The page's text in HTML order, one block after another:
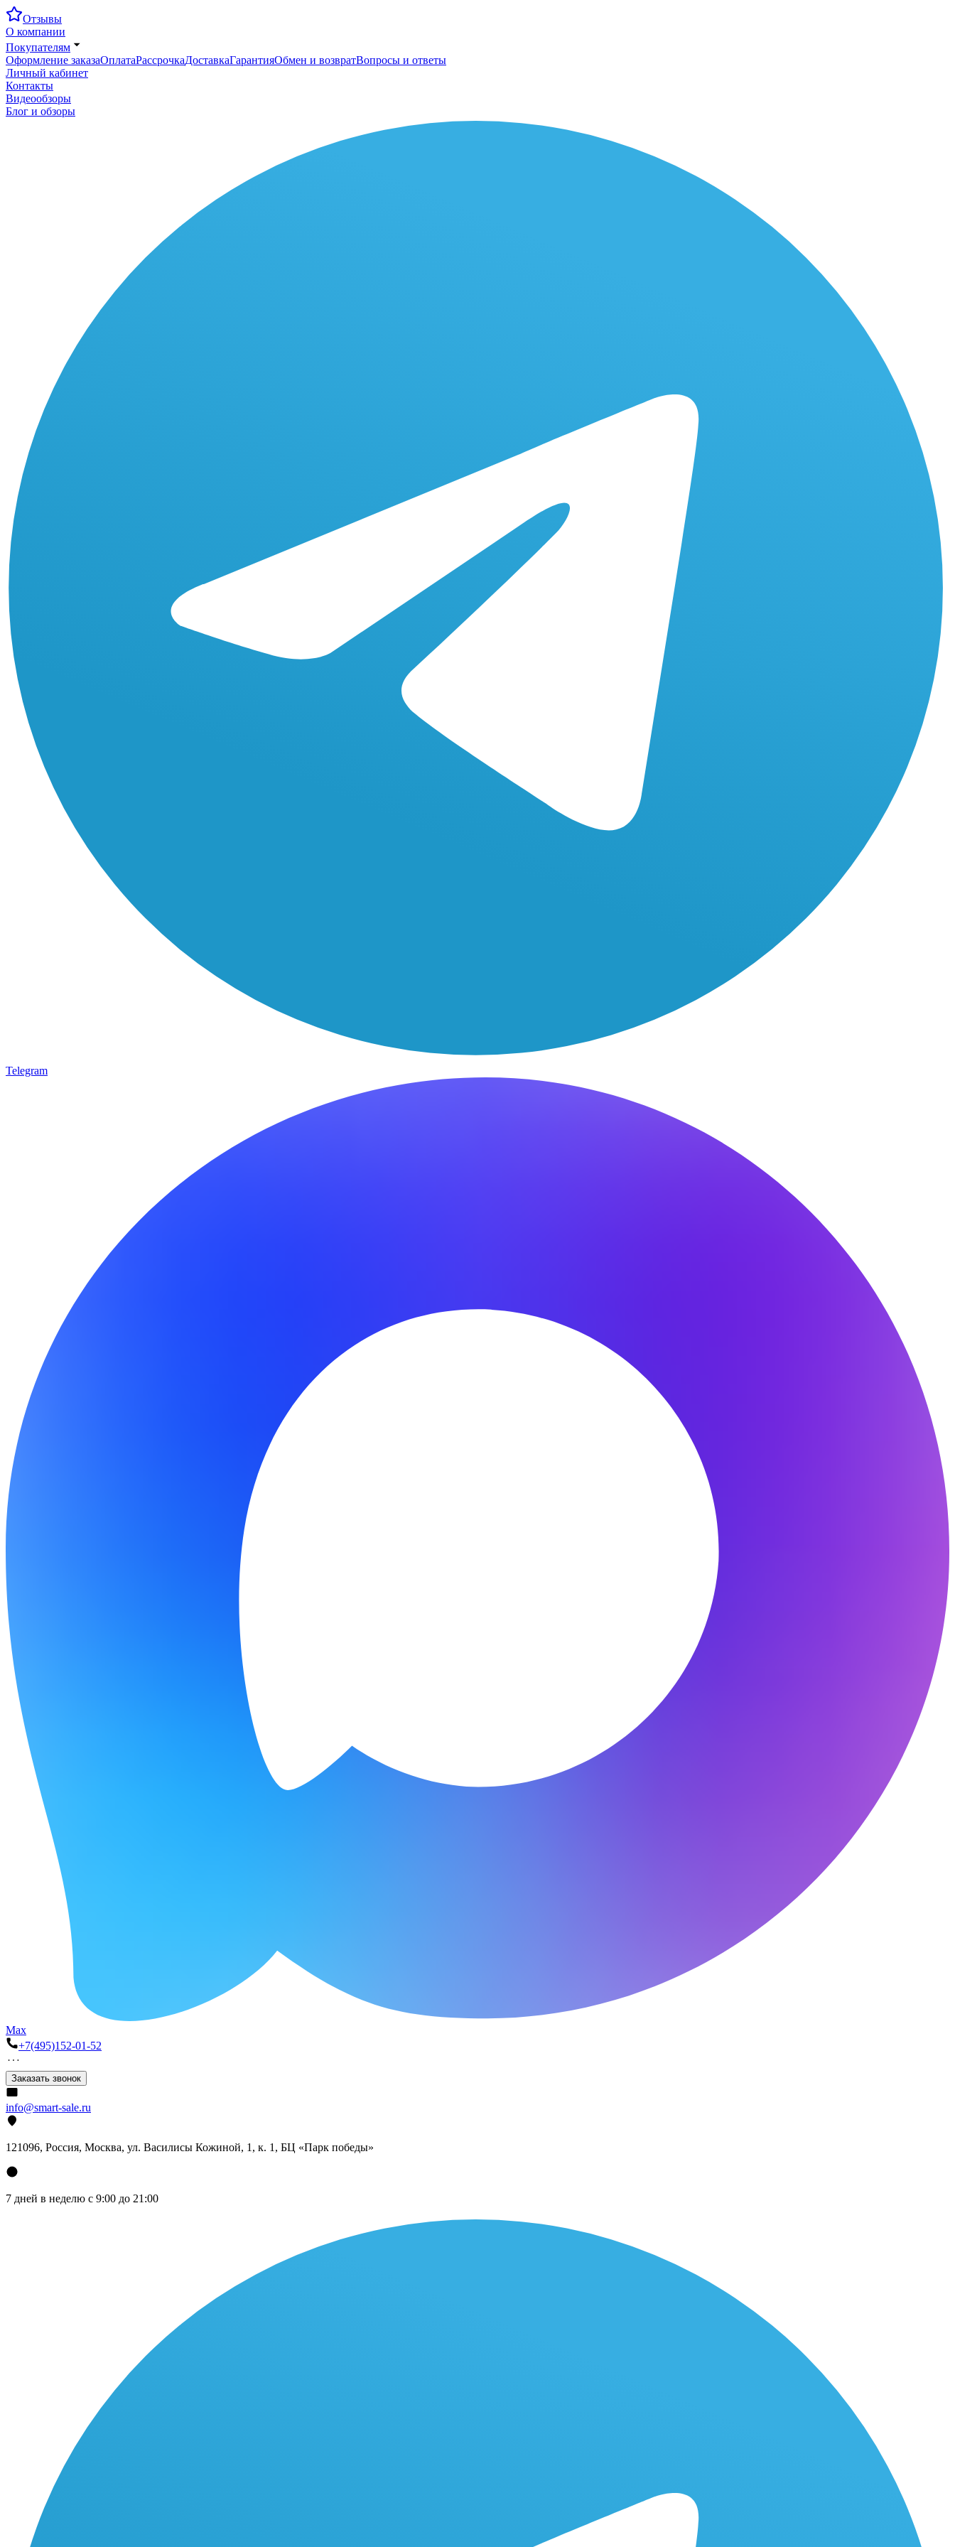
Отзывы
О компании
Покупателям
Оформление заказаОплатаРассрочкаДоставкаГарантияОбмен и возвратВопросы и ответы
Личный кабинет
Контакты
Видеообзоры
Блог и обзоры
Telegram
Max
+7(495)152-01-52
Заказать звонок
info@smart-sale.ru
121096, Россия, Москва, ул. Василисы Кожиной, 1, к. 1, БЦ «Парк победы»
7 дней в неделю с 9:00 до 21:00